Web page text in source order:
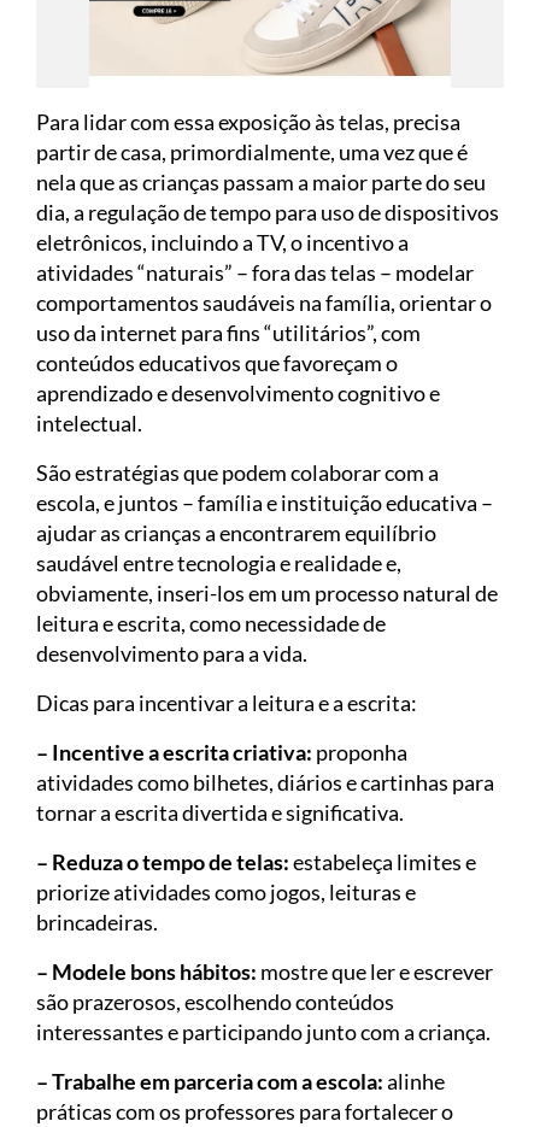
Para lidar com essa exposição às telas, precisa
partir de casa, primordialmente, uma vez que é
nela que as crianças passam a maior parte do seu
dia, a regulação de tempo para uso de dispositivos
eletrônicos, incluindo a TV, o incentivo a
atividades “naturais” – fora das telas – modelar
comportamentos saudáveis na família, orientar o
uso da internet para fins “utilitários”, com
conteúdos educativos que favoreçam o
aprendizado e desenvolvimento cognitivo e
intelectual.
São estratégias que podem colaborar com a
escola, e juntos – família e instituição educativa –
ajudar as crianças a encontrarem equilíbrio
saudável entre tecnologia e realidade e,
obviamente, inseri-los em um processo natural de
leitura e escrita, como necessidade de
desenvolvimento para a vida.
Dicas para incentivar a leitura e a escrita:
– Incentive a escrita criativa: proponha
atividades como bilhetes, diários e cartinhas para
tornar a escrita divertida e significativa.
– Reduza o tempo de telas:estabeleça limites e
priorize atividades como jogos, leituras e
brincadeiras.
– Modele bons hábitos: mostre que ler e escrever
são prazerosos, escolhendo conteúdos
interessantes e participando junto com a criança.
– Trabalhe em parceria com a escola:alinhe
práticas com os professores para fortalecer o